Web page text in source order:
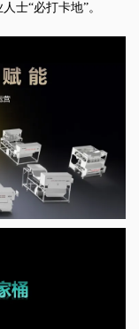
士“必打卡地”。